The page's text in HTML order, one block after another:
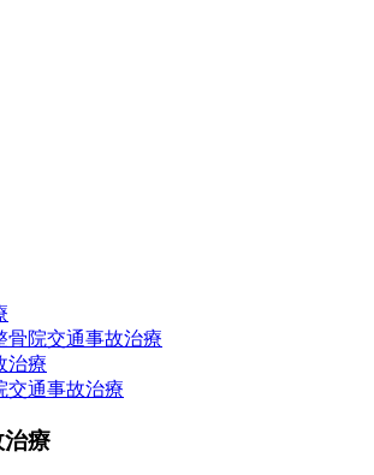
骨院交通事故治療
治療
交通事故治療
治療